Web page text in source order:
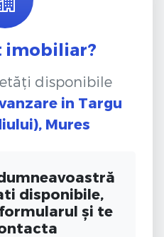
imobiliar?
disponibile
in Targu
Mures
disponibile,
și te